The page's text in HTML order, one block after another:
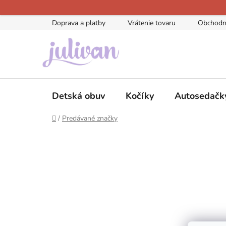
na
Doprava a platby Vrátenie tovaru
Detská obuv Kočíky
Domov
/ Predávané značky